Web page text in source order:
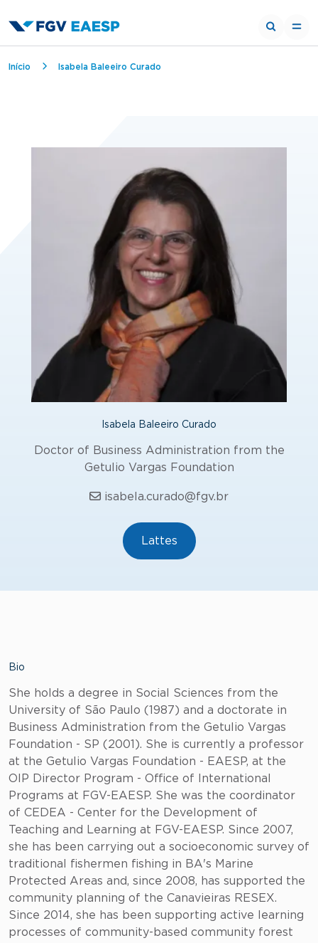
Breadcrumb
Início Isabela Baleeiro Curado
Isabela Baleeiro Curado
Doctor of Business Administration from the
Getulio Vargas Foundation
isabela.curado@fgv.br
Lattes
Bio
She holds a degree in Social Sciences from the
University of São Paulo (1987) and a doctorate in
Business Administration from the Getulio Vargas
Foundation - SP (2001). She is currently a professor
at the Getulio Vargas Foundation - EAESP, at the
OIP Director Program - Office of International
Programs at FGV-EAESP. She was the coordinator
of CEDEA - Center for the Development of
Teaching and Learning at FGV-EAESP. Since 2007,
she has been carrying out a socioeconomic survey of
traditional fishermen fishing in BA's Marine
Protected Areas and, since 2008, has supported the
community planning of the Canavieiras RESEX.
Since 2014, she has been supporting active learning
processes of community-based community forest